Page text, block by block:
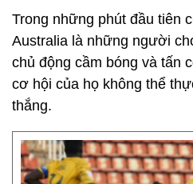
Trong những phút đầu tiên
Australia là những người
chủ động cầm bóng và tấn
cơ hội của họ không thể
thắng.